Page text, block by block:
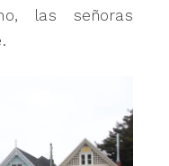
las señoras